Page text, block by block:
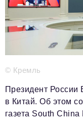
Телефон редакции:
Электронные почты
Информационный
Отдел рекламы
reklama@business-
Отдел
podpiska@business-
© Кремль
Президент России
в Китай. Об этом
газета South